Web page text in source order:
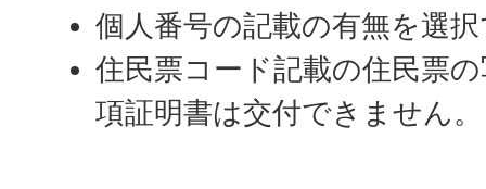
個人番号の記載の有無を選
住民票コード記載の住民票
項証明書は交付できません。